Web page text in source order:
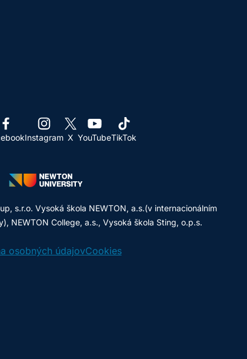
Instagram X YouTubeTikTok
s.r.o. Vysoká škola NEWTON, a.s.(v internacionálním
NEWTON College, a.s., Vysoká škola Sting, o.p.s.
osobných údajovCookies